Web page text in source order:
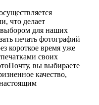
что делает
для наших
печать фотографий
короткое время уже
своих
вы выбираете
качество,